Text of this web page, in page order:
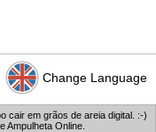
Change Language
cair em grãos de areia digital. :-)
Ampulheta Online.